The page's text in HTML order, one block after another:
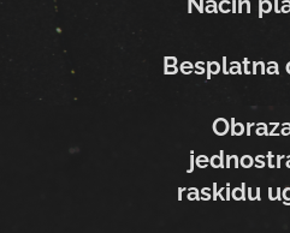
Besplatna
raskidu